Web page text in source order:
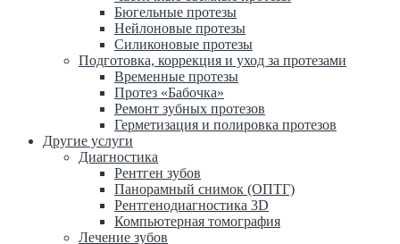
Бюгельные протезы
Нейлоновые протезы
Силиконовые протезы
Подготовка, коррекция и уход за протезами
Временные протезы
Протез «Бабочка»
Ремонт зубных протезов
Герметизация и полировка протезов
Другие услуги
Диагностика
Рентген зубов
Панорамный снимок (ОПТГ)
Рентгенодиагностика 3D
Компьютерная томография
Лечение зубов